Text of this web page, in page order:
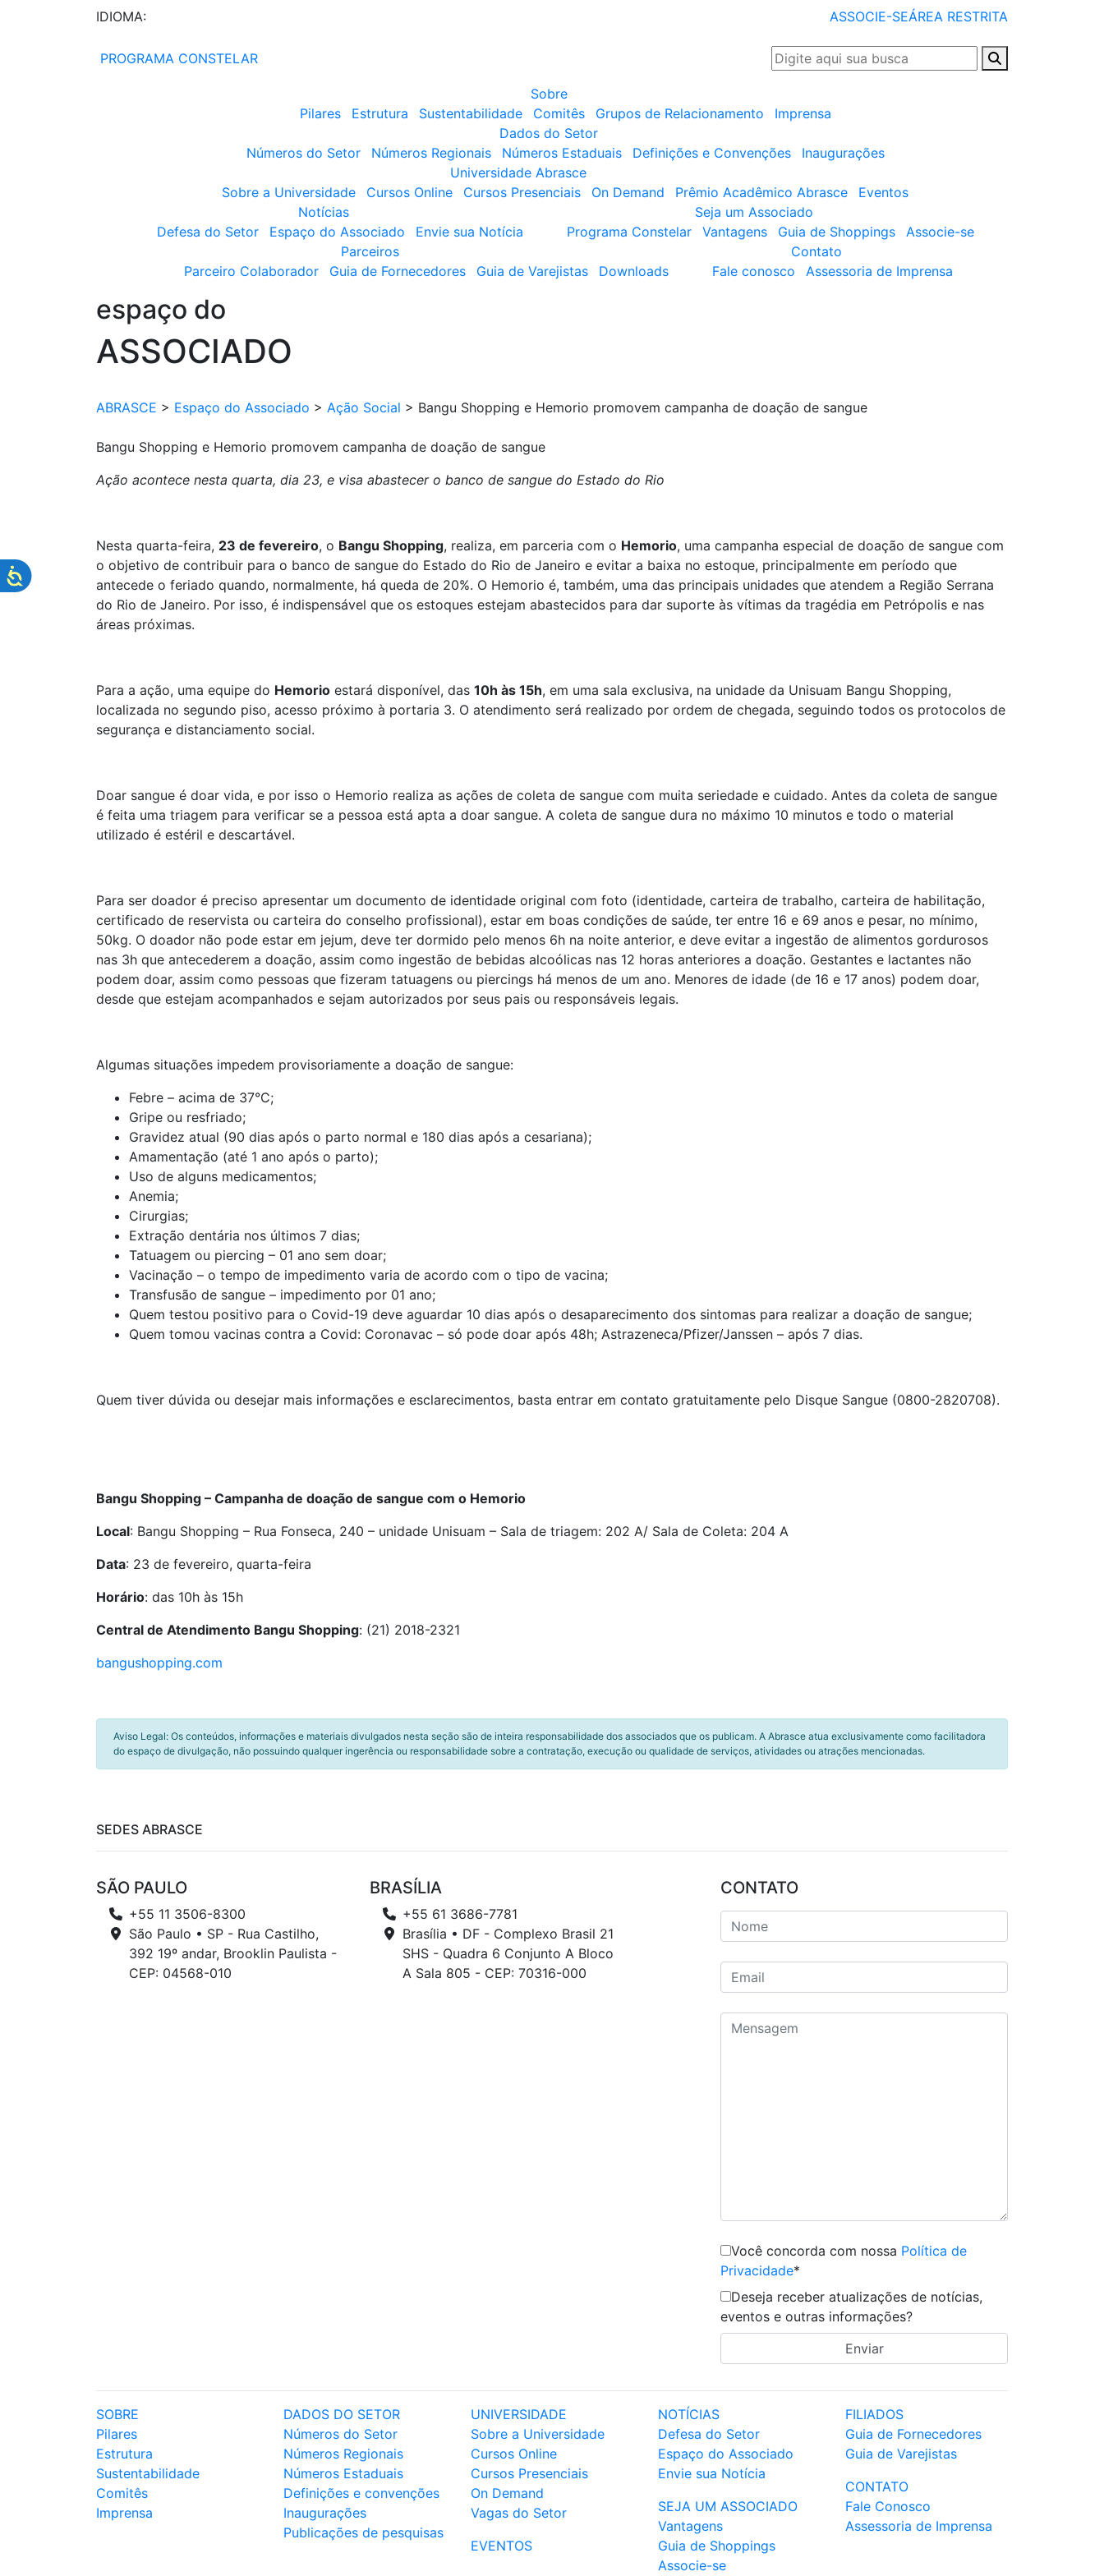
IDIOMA: ASSOCIE-SEÁREA RESTRITA
PROGRAMA CONSTELAR
Sobre
Pilares
Estrutura Sustentabilidade Comitês Grupos de Relacionamento
Imprensa
Dados do Setor
Números do Setor
Números Regionais Números Estaduais Definições e Convenções
Inaugurações
Universidade Abrasce
Sobre a Universidade
Cursos Online Cursos Presenciais On Demand Prêmio Acadêmico Abrasce
Eventos
Notícias
Defesa do Setor
Espaço do Associado Envie sua Notícia
Seja um Associado
Programa Constelar
Vantagens Guia de Shoppings
Associe-se
Parceiros
Parceiro Colaborador
Guia de Fornecedores Guia de Varejistas Downloads
Contato
Fale conosco
Assessoria de Imprensa
espaço do
ASSOCIADO
ABRASCE > Espaço do Associado > Ação Social > Bangu Shopping e Hemorio promovem campanha de doação de sangue
Bangu Shopping e Hemorio promovem campanha de doação de sangue
Ação acontece nesta quarta, dia 23, e visa abastecer o banco de sangue do Estado do Rio
Nesta quarta-feira, 23 de fevereiro, o Bangu Shopping, realiza, em parceria com o Hemorio, uma campanha especial de doação de sangue com
o objetivo de contribuir para o banco de sangue do Estado do Rio de Janeiro e evitar a baixa no estoque, principalmente em período que
antecede o feriado quando, normalmente, há queda de 20%. O Hemorio é, também, uma das principais unidades que atendem a Região Serrana
do Rio de Janeiro. Por isso, é indispensável que os estoques estejam abastecidos para dar suporte às vítimas da tragédia em Petrópolis e nas
áreas próximas.
Para a ação, uma equipe do Hemorio estará disponível, das 10h às 15h, em uma sala exclusiva, na unidade da Unisuam Bangu Shopping,
localizada no segundo piso, acesso próximo à portaria 3. O atendimento será realizado por ordem de chegada, seguindo todos os protocolos de
segurança e distanciamento social.
Doar sangue é doar vida, e por isso o Hemorio realiza as ações de coleta de sangue com muita seriedade e cuidado. Antes da coleta de sangue
é feita uma triagem para verificar se a pessoa está apta a doar sangue. A coleta de sangue dura no máximo 10 minutos e todo o material
utilizado é estéril e descartável.
Para ser doador é preciso apresentar um documento de identidade original com foto (identidade, carteira de trabalho, carteira de habilitação,
certificado de reservista ou carteira do conselho profissional), estar em boas condições de saúde, ter entre 16 e 69 anos e pesar, no mínimo,
50kg. O doador não pode estar em jejum, deve ter dormido pelo menos 6h na noite anterior, e deve evitar a ingestão de alimentos gordurosos
nas 3h que antecederem a doação, assim como ingestão de bebidas alcoólicas nas 12 horas anteriores a doação. Gestantes e lactantes não
podem doar, assim como pessoas que fizeram tatuagens ou piercings há menos de um ano. Menores de idade (de 16 e 17 anos) podem doar,
desde que estejam acompanhados e sejam autorizados por seus pais ou responsáveis legais.
Algumas situações impedem provisoriamente a doação de sangue:
Febre – acima de 37°C;
Gripe ou resfriado;
Gravidez atual (90 dias após o parto normal e 180 dias após a cesariana);
Amamentação (até 1 ano após o parto);
Uso de alguns medicamentos;
Anemia;
Cirurgias;
Extração dentária nos últimos 7 dias;
Tatuagem ou piercing – 01 ano sem doar;
Vacinação – o tempo de impedimento varia de acordo com o tipo de vacina;
Transfusão de sangue – impedimento por 01 ano;
Quem testou positivo para o Covid-19 deve aguardar 10 dias após o desaparecimento dos sintomas para realizar a doação de sangue;
Quem tomou vacinas contra a Covid: Coronavac – só pode doar após 48h; Astrazeneca/Pfizer/Janssen – após 7 dias.
Quem tiver dúvida ou desejar mais informações e esclarecimentos, basta entrar em contato gratuitamente pelo Disque Sangue (0800-2820708).
Bangu Shopping – Campanha de doação de sangue com o Hemorio
Local: Bangu Shopping – Rua Fonseca, 240 – unidade Unisuam – Sala de triagem: 202 A/ Sala de Coleta: 204 A
Data: 23 de fevereiro, quarta-feira
Horário: das 10h às 15h
Central de Atendimento Bangu Shopping: (21) 2018-2321
bangushopping.com
Aviso Legal: Os conteúdos, informações e materiais divulgados nesta seção são de inteira responsabilidade dos associados que os publicam. A Abrasce atua exclusivamente como facilitadora
do espaço de divulgação, não possuindo qualquer ingerência ou responsabilidade sobre a contratação, execução ou qualidade de serviços, atividades ou atrações mencionadas.
SEDES ABRASCE
SÃO PAULO
+55 11 3506-8300
São Paulo • SP - Rua Castilho,
392 19º andar, Brooklin Paulista -
CEP: 04568-010
BRASÍLIA
+55 61 3686-7781
Brasília • DF - Complexo Brasil 21
SHS - Quadra 6 Conjunto A Bloco
A Sala 805 - CEP: 70316-000
CONTATO
Você concorda com nossa Política de
Privacidade*
Deseja receber atualizações de notícias,
eventos e outras informações?
SOBRE
Pilares
Estrutura
Sustentabilidade
Comitês
Imprensa
DADOS DO SETOR
Números do Setor
Números Regionais
Números Estaduais
Definições e convenções
Inaugurações
Publicações de pesquisas
UNIVERSIDADE
Sobre a Universidade
Cursos Online
Cursos Presenciais
On Demand
Vagas do Setor
EVENTOS
NOTÍCIAS
Defesa do Setor
Espaço do Associado
Envie sua Notícia
SEJA UM ASSOCIADO
Vantagens
Guia de Shoppings
Associe-se
FILIADOS
Guia de Fornecedores
Guia de Varejistas
CONTATO
Fale Conosco
Assessoria de Imprensa